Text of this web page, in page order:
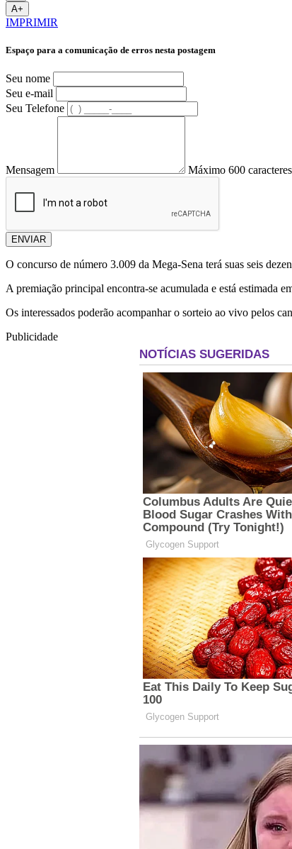
A+
IMPRIMIR
Espaço para a comunicação de erros nesta postagem
Seu nome
Seu e-mail
Seu Telefone
Mensagem Máximo 600
ENVIAR
O concurso de número 3.009 da Mega-Sena terá suas seis
A premiação principal encontra-se acumulada e está estimada
Os interessados poderão acompanhar o sorteio ao vivo pelos
Publicidade